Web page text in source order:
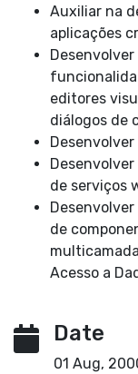
Auxiliar na
aplicações
editores
diálogos de
de serviços
de
Acesso a
Date
01 Aug,